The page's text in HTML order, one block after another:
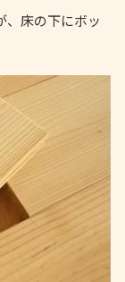
、床の下にボッ